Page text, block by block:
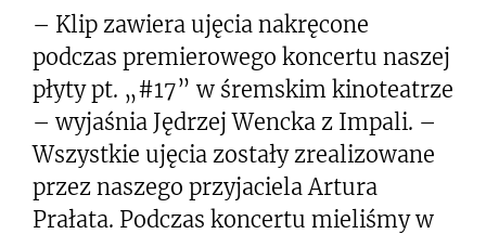
– Klip zawiera ujęcia nakręcone
podczas premierowego koncertu naszej
płyty pt. „#17” w śremskim kinoteatrze
– wyjaśnia Jędrzej Wencka z Impali. –
Wszystkie ujęcia zostały zrealizowane
przez naszego przyjaciela Artura
Prałata. Podczas koncertu mieliśmy w